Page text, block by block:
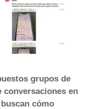
grupos de
conversaciones en
cómo